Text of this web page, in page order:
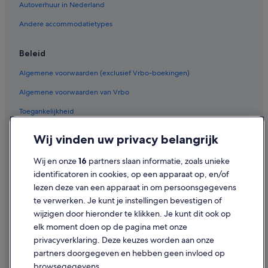
Hotels in Saint George Gingerland
Hotels in Cliftons
Hotels in Camps
Hotels in Barnes Ghaut
Hotels in Saddlers Village
Autoverhuur in Nederland
Andere accommodatietypes
Beleid
Algemene voorwaarden (exclusief Vrbo-boekingen)
Algemene voorwaarden van Vrbo
Toegankelijkheid
Gebruiksvoorwaarden
Juridische informatie/Contact
Inhoudsrichtlijnen en inhoud rapporteren
Contact
Wij vinden uw privacy belangrijk
Wij en onze16 partners slaan informatie, zoals unieke
identificatoren in cookies, op een apparaat op, en/of
lezen deze van een apparaat in om persoonsgegevens
te verwerken. Je kunt je instellingen bevestigen of
wijzigen door hieronder te klikken. Je kunt dit ook op
elk moment doen op de pagina met onze
privacyverklaring. Deze keuzes worden aan onze
partners doorgegeven en hebben geen invloed op